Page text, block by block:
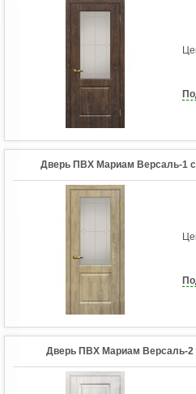
Дверь ПВХ Мариам Версаль-1
Дверь ПВХ Мариам Версаль-